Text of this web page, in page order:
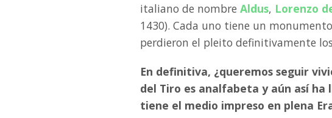
italiano de nombre Aldus, Lorenzo
1430). Cada uno tiene un
perdieron el pleito definitivamente
En definitiva, ¿queremos seguir
del Tiro es analfabeta y aún así ha
tiene el medio impreso en plena